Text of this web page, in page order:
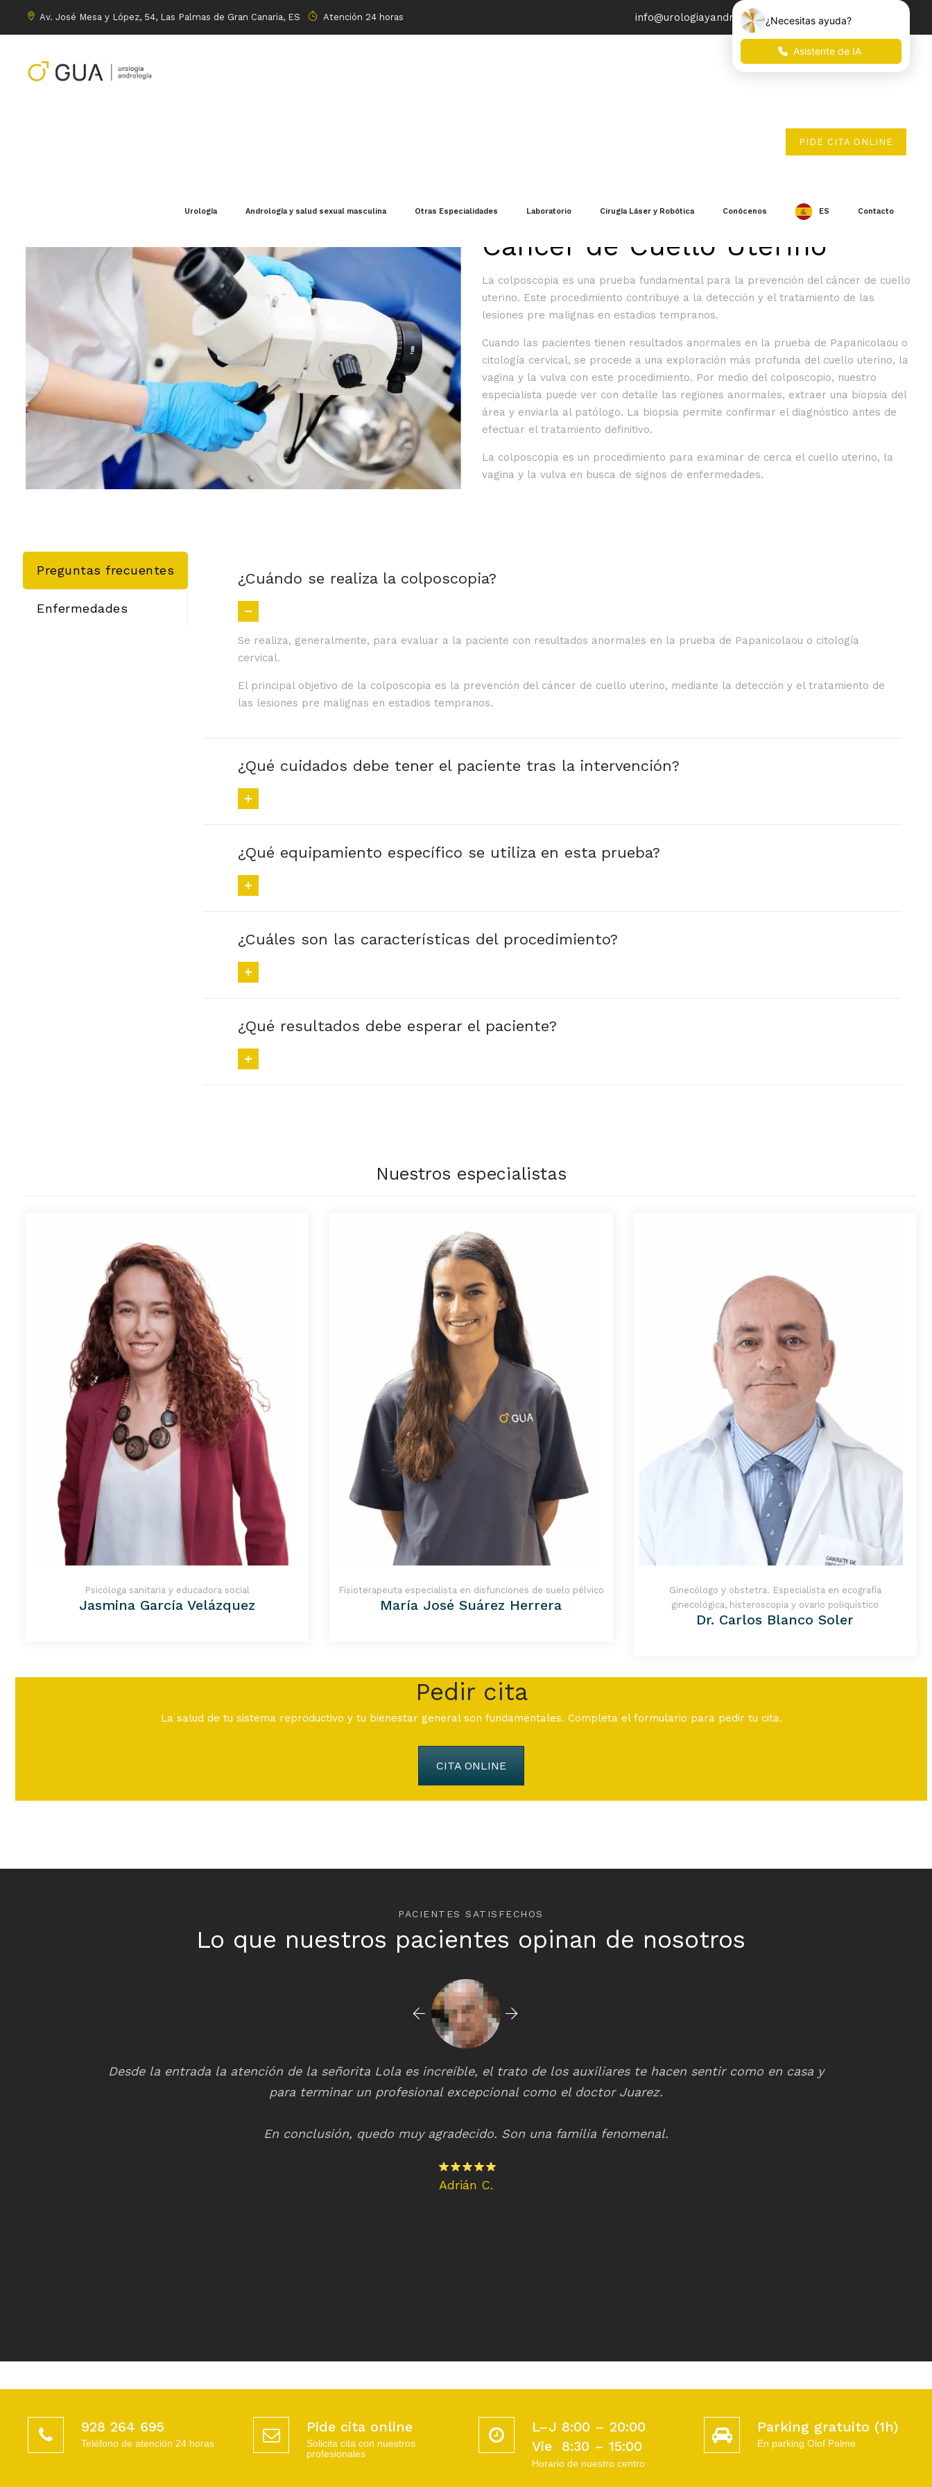
Av. José Mesa y López, 54, Las Palmas de Gran Canaria, ES Atención 24 horas info@urologiayandrologia.com
PIDE CITA ONLINE
Urología Andrología y salud sexual masculina Otras Especialidades Laboratorio Cirugía Láser y Robótica Conócenos ES Contacto
Colposcopia: Prevención del
Cáncer de Cuello Uterino
La colposcopia es una prueba fundamental para la prevención del cáncer de cuello
uterino. Este procedimiento contribuye a la detección y el tratamiento de las
lesiones pre malignas en estadios tempranos.
Cuando las pacientes tienen resultados anormales en la prueba de Papanicolaou o
citología cervical, se procede a una exploración más profunda del cuello uterino, la
vagina y la vulva con este procedimiento. Por medio del colposcopio, nuestro
especialista puede ver con detalle las regiones anormales, extraer una biopsia del
área y enviarla al patólogo. La biopsia permite confirmar el diagnóstico antes de
efectuar el tratamiento definitivo.
La colposcopia es un procedimiento para examinar de cerca el cuello uterino, la
vagina y la vulva en busca de signos de enfermedades.
Preguntas frecuentes
Enfermedades
¿Cuándo se realiza la colposcopia?
Se realiza, generalmente, para evaluar a la paciente con resultados anormales en la prueba de Papanicolaou o citología
cervical.
El principal objetivo de la colposcopia es la prevención del cáncer de cuello uterino, mediante la detección y el tratamiento de
las lesiones pre malignas en estadios tempranos.
¿Qué cuidados debe tener el paciente tras la intervención?
¿Qué equipamiento específico se utiliza en esta prueba?
¿Cuáles son las características del procedimiento?
¿Qué resultados debe esperar el paciente?
Nuestros especialistas
Psicóloga sanitaria y educadora social
Jasmina García Velázquez
Fisioterapeuta especialista en disfunciones de suelo pélvico
María José Suárez Herrera
Ginecólogo y obstetra. Especialista en ecografía
ginecológica, histeroscopia y ovario poliquístico
Dr. Carlos Blanco Soler
Pedir cita
La salud de tu sistema reproductivo y tu bienestar general son fundamentales. Completa el formulario para pedir tu cita.
CITA ONLINE
PACIENTES SATISFECHOS
Lo que nuestros pacientes opinan de nosotros
Desde la entrada la atención de la señorita Lola es increíble, el trato de los auxiliares te hacen sentir como en casa y
para terminar un profesional excepcional como el doctor Juarez.
En conclusión, quedo muy agradecido. Son una familia fenomenal.
Adrián C.
928 264 695
Teléfono de atención 24 horas
Pide cita online
Solicita cita con nuestros
profesionales
L–J 8:00 – 20:00
Vie 8:30 – 15:00
Horario de nuestro centro
Parking gratuito (1h)
En parking Olof Palme